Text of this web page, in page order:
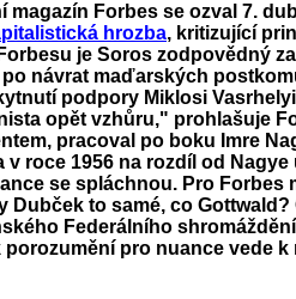
Forbes se ozval 7.
hrozba, kritizující
je Soros zodpovědný
návrat maďarských
podpory Miklosi
opět vzhůru," prohlašuje
pracoval po boku Imre
v roce 1956 na rozdíl od
se spláchnou. Pro Forbes
Dubček to samé, co
Federálního
pro nuance vede k